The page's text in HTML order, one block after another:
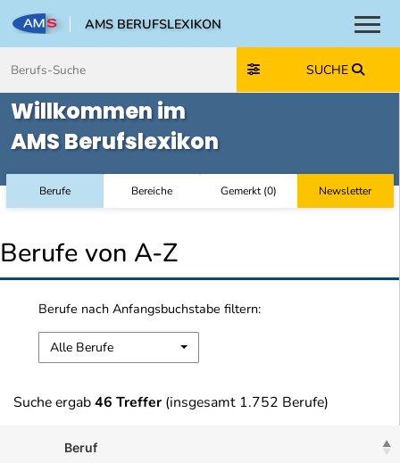
AMS BERUFSLEXIKON
SUCHE
Willkommen im
AMS Berufslexikon
Berufe Bereiche Gemerkt(0) Newsletter
Berufe von A-Z
Berufe nach Anfangsbuchstabe filtern:
Alle Berufe
Suche ergab46 Treffer (insgesamt 1.752 Berufe)
Beruf